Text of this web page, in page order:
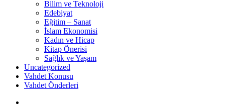
Bilim ve Teknoloji
Edebiyat
Eğitim – Sanat
İslam Ekonomisi
Kadın ve Hicap
Kitap Önerisi
Sağlık ve Yaşam
Uncategorized
Vahdet Konusu
Vahdet Önderleri